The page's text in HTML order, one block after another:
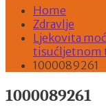
Home
Zdravlje
Ljekovita
tisućljetnom
1000089261
1000089261